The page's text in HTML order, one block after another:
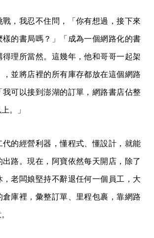
戰，我忍不住問，「你有想過，接下來
樣的書局嗎？」「成為一個網路化的書
得理所當然。這幾年，他和哥哥一起架
，並將店裡的所有庫存都放在這個網路
我可以接到澎湖的訂單，網路書店佔整
。」
代的經營利器，懂程式、懂設計，就能
出路。現在，阿寶依然每天開店，除了
，老闆娘堅持不辭退任何一個員工，大
倉庫裡，彙整訂單、里程包裹，靠網路